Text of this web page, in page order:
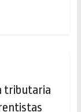
tributaria